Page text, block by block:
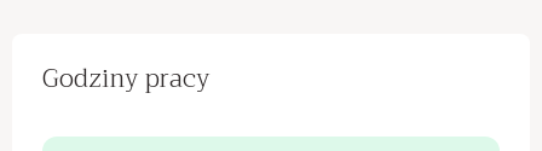
Godziny pracy